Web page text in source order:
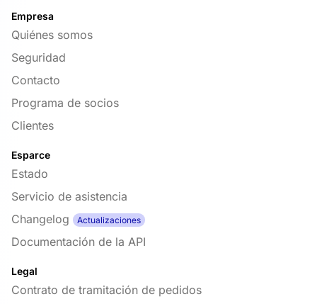
Empresa
Quiénes somos
Seguridad
Contacto
Programa de socios
Clientes
Esparce
Estado
Servicio de asistencia
Changelog
Actualizaciones
Documentación de la API
Legal
Contrato de tramitación de pedidos